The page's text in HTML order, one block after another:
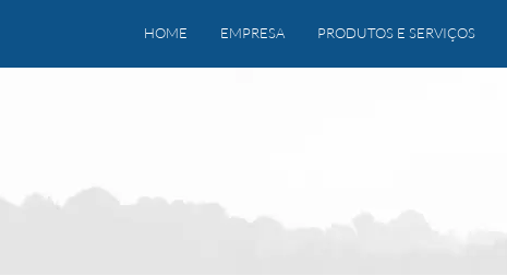
HOME EMPRESA PRODUTOS E SERVIÇOS